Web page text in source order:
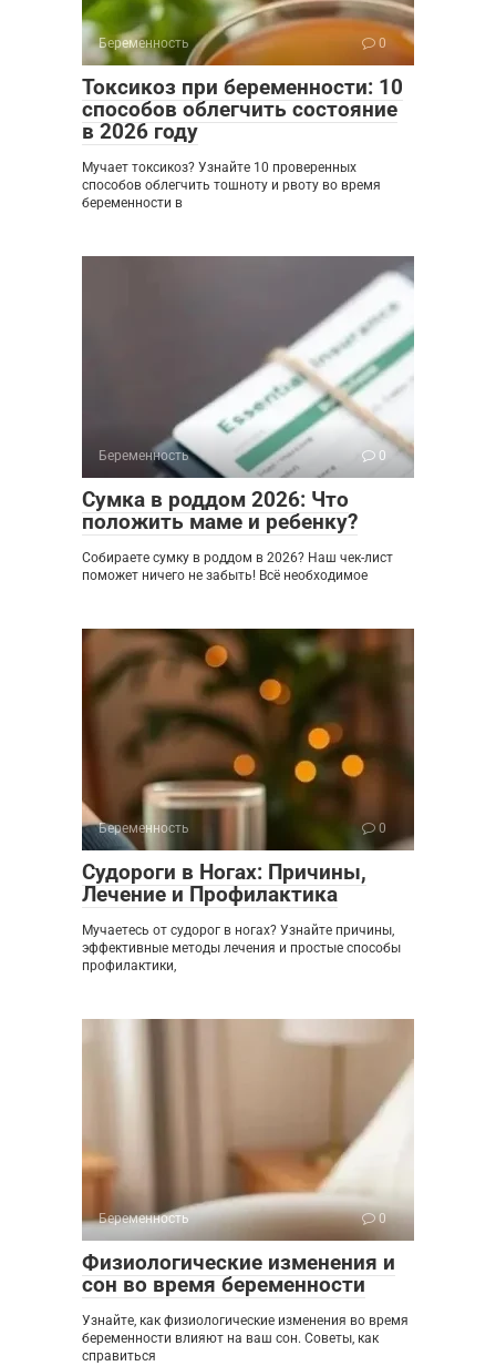
Беременность 0
Токсикоз при беременности: 10
способов облегчить состояние
в 2026 году
Мучает токсикоз? Узнайте 10 проверенных
способов облегчить тошноту и рвоту во время
беременности в
Беременность 0
Сумка в роддом 2026: Что
положить маме и ребенку?
Собираете сумку в роддом в 2026? Наш чек-лист
поможет ничего не забыть! Всё необходимое
Беременность 0
Судороги в Ногах: Причины,
Лечение и Профилактика
Мучаетесь от судорог в ногах? Узнайте причины,
эффективные методы лечения и простые способы
профилактики,
Беременность 0
Физиологические изменения и
сон во время беременности
Узнайте, как физиологические изменения во время
беременности влияют на ваш сон. Советы, как
справиться